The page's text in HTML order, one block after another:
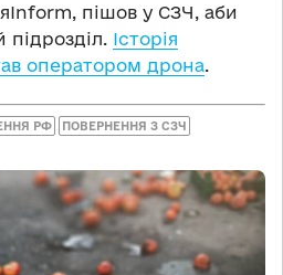
пішов у СЗЧ, аби
Історія
оператором дрона
РФ ПОВЕРНЕННЯ З СЗЧ